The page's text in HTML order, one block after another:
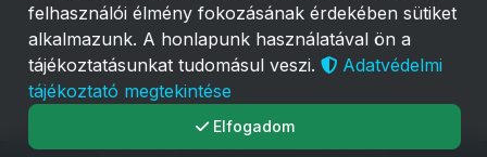
felhasználói élmény fokozásának érdekében sütiket
alkalmazunk. A honlapunk használatával ön a
tájékoztatásunkat tudomásul veszi.
Adatvédelmi
tájékoztató megtekintése
Elfogadom